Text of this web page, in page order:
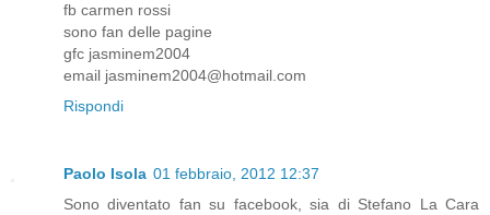
fb carmen rossi
sono fan delle pagine
gfc jasminem2004
email jasminem2004@hotmail.com
Rispondi
Paolo Isola 01 febbraio, 2012 12:37
Sono diventato fan su facebook, sia di Stefano La Cara